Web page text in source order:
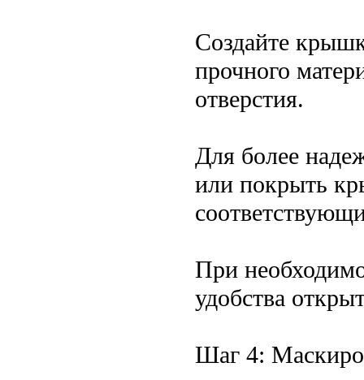
Создайте
прочного
отверстия.
Для более
или покрыть
При
удобства
Шаг 4: